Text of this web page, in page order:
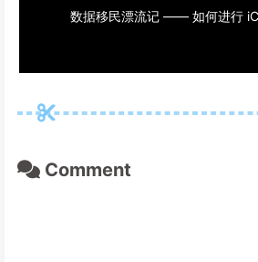
数据移民漂流记 —— 如何进行
Comment